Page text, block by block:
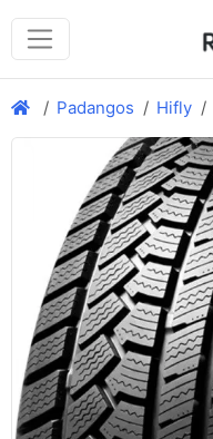
Padangos Hifly